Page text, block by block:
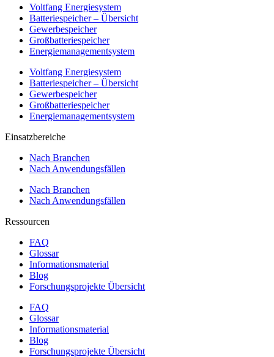
Voltfang Energiesystem
Batteriespeicher – Übersicht
Gewerbespeicher
Großbatteriespeicher
Energiemanagementsystem
Voltfang Energiesystem
Batteriespeicher – Übersicht
Gewerbespeicher
Großbatteriespeicher
Energiemanagementsystem
Einsatzbereiche
Nach Branchen
Nach Anwendungsfällen
Nach Branchen
Nach Anwendungsfällen
Ressourcen
FAQ
Glossar
Informationsmaterial
Blog
Forschungsprojekte Übersicht
FAQ
Glossar
Informationsmaterial
Blog
Forschungsprojekte Übersicht